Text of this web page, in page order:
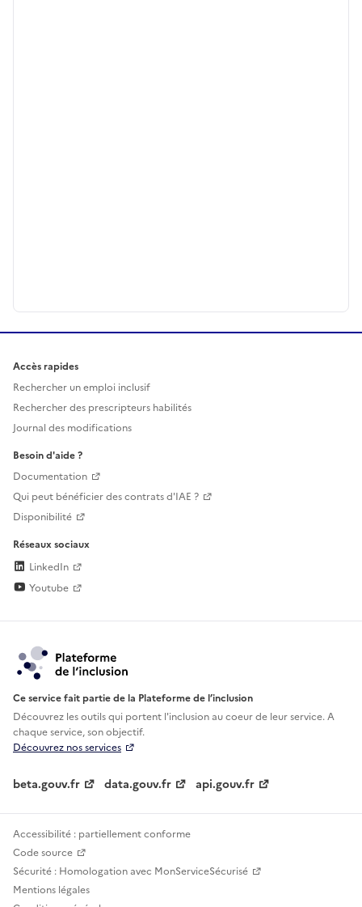
Accès rapides
Rechercher un emploi inclusif
Rechercher des prescripteurs habilités
Journal des modifications
Besoin d'aide ?
Documentation
Qui peut bénéficier des contrats d'IAE ?
Disponibilité
Réseaux sociaux
LinkedIn
Youtube
Ce service fait partie de la Plateforme de l’inclusion
Découvrez les outils qui portent l'inclusion aucoeur de leur service. A
chaque service, son objectif.
Découvrez nos services
beta.gouv.fr data.gouv.fr api.gouv.fr
Accessibilité : partiellement conforme
Code source
Sécurité : Homologation avec MonServiceSécurisé
Mentions légales